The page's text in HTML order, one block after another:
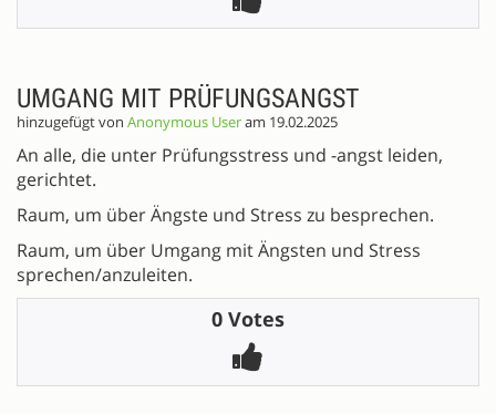
UMGANG MIT PRÜFUNGSANGST
hinzugefügt von Anonymous Useram 19.02.2025
An alle, die unter Prüfungsstress und -angst leiden,
gerichtet.
Raum, um über Ängste und Stress zu besprechen.
Raum, um über Umgang mit Ängsten und Stress
sprechen/anzuleiten.
0 Votes